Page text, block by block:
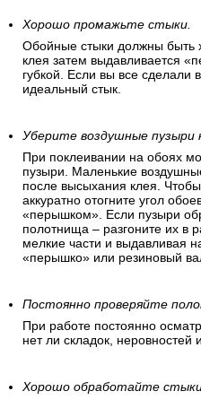
Хорошо промажьте стыки.
Обойные стыки должны
клея затем выдавливается
губкой. Если вы все сделали
идеальный стык.
Уберите воздушные пузыри
При поклеивании на обоях
пузыри. Маленькие
после высыхания клея.
аккуратно отогните угол
«перышком». Если пузыри
полотнища – разгоните их в
мелкие части и выдавливая
«перышко» или резиновый
Постоянно проверяйте
При работе постоянно
нет ли складок, неровностей
Хорошо обработайте стыки